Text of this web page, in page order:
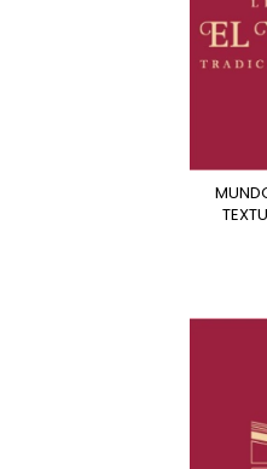
MUNDO DE SONIDOS Y